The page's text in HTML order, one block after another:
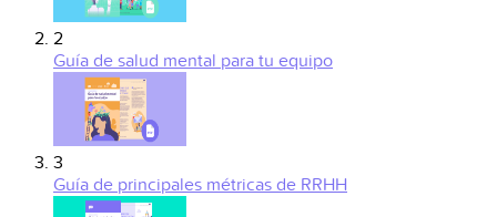
2
Guía de salud mental para tu equipo
3
Guía de principales métricas de RRHH